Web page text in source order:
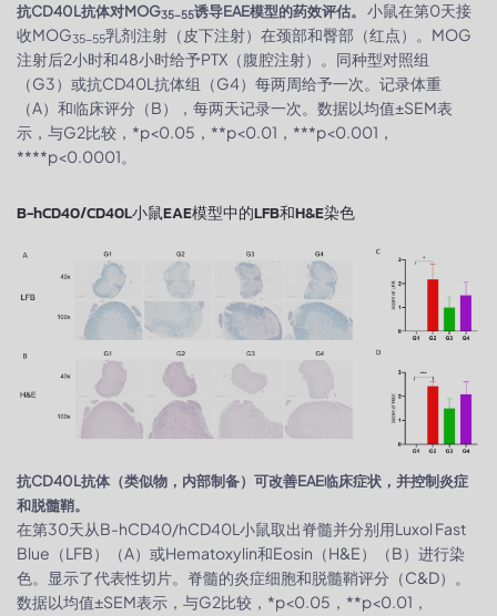
抗CD40L抗体对MOG35-55诱导EAE模型的药效评估。
小鼠在第0天接
收MOG35-55乳剂注射（皮下注射）在颈部和臀部（红点）。MOG
注射后2小时和48小时给予PTX（腹腔注射）。同种型对照组
（G3）或抗CD40L抗体组（G4）每两周给予一次。记录体重
（A）和临床评分（B），每两天记录一次。数据以均值±SEM表
示，与G2比较，*p<0.05，**p<0.01，***p<0.001，
****p<0.0001。
B-hCD40/CD40L小鼠EAE模型中的LFB和H&E染色
抗CD40L抗体（类似物，内部制备）可改善EAE临床症状，并控制炎症
和脱髓鞘。
在第30天从B-hCD40/hCD40L小鼠取出脊髓并分别用Luxol Fast
Blue（LFB）（A）或Hematoxylin和Eosin（H&E）（B）进行染
色。显示了代表性切片。脊髓的炎症细胞和脱髓鞘评分（C&D）。
数据以均值±SEM表示，与G2比较，*p<0.05，**p<0.01，